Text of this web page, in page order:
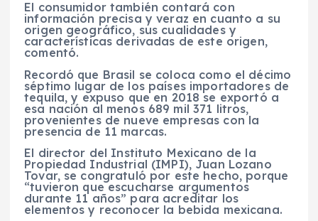
El consumidor también contará con
información precisa y veraz en cuanto a su
origen geográfico, sus cualidades y
características derivadas de este origen,
comentó.
Recordó que Brasil se coloca como el décimo
séptimo lugar de los países importadores de
tequila, y expuso que en 2018 se exportó a
esa nación al menos 689 mil 371 litros,
provenientes de nueve empresas con la
presencia de 11 marcas.
El director del Instituto Mexicano de la
Propiedad Industrial (IMPI), Juan Lozano
Tovar, se congratuló por este hecho, porque
“tuvieron que escucharse argumentos
durante 11 años” para acreditar los
elementos y reconocer la bebida mexicana.